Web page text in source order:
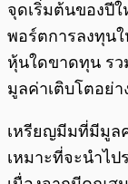
จุดเริ่มต้นของปี
พอร์ตการลงทุน
หุ้นใดขาดทุน รว
มูลค่าเติบโตอย่า
เหรียญมีมที่มีมูล
เหมาะที่จะนำไ